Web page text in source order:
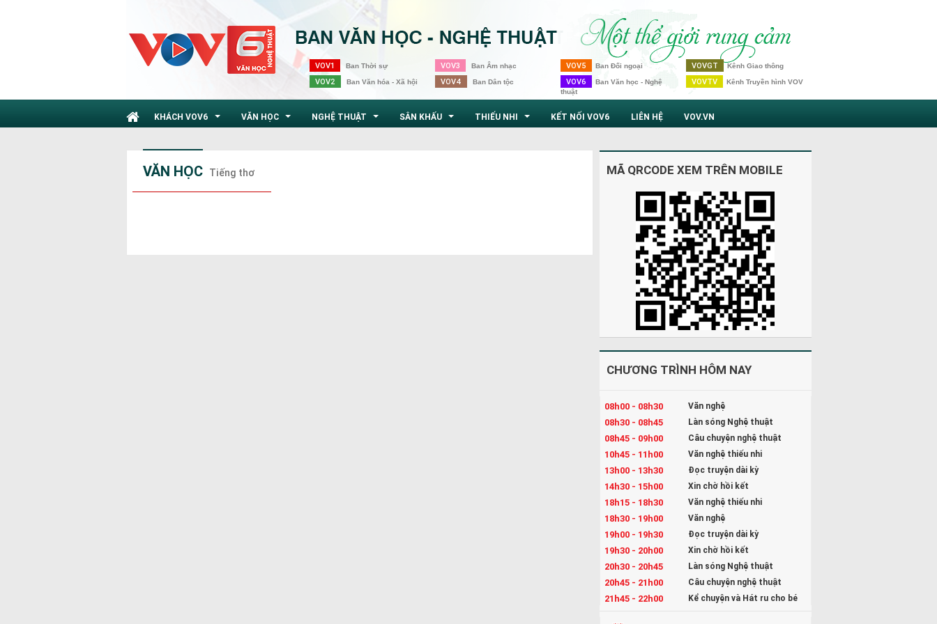
VOV1 Ban Thời sự
VOV2 Ban Văn hóa - Xã hội
VOV3 Ban Âm nhạc
VOV4 Ban Dân tộc
VOV5 Ban Đối ngoại
VOV6 Ban Văn học - Nghệ
thuật
VOVGT Kênh Giao thông
VOVTV Kênh Truyền hình VOV
KHÁCH VOV6 VĂN HỌC NGHỆ THUẬT SÂN KHẤU THIẾU NHI KẾT NỐI VOV6 LIÊN HỆ VOV.VN
VĂN HỌC Tiếng thơ MÃ QRCODE XEM TRÊN MOBILE
CHƯƠNG TRÌNH HÔM NAY
08h00 - 08h30 Văn nghệ
08h30 - 08h45 Làn sóng Nghệ thuật
08h45 - 09h00 Câu chuyện nghệ thuật
10h45 - 11h00 Văn nghệ thiếu nhi
13h00 - 13h30 Đọc truyện dài kỳ
14h30 - 15h00 Xin chờ hồi kết
18h15 - 18h30 Văn nghệ thiếu nhi
18h30 - 19h00 Văn nghệ
19h00 - 19h30 Đọc truyện dài kỳ
19h30 - 20h00 Xin chờ hồi kết
20h30 - 20h45 Làn sóng Nghệ thuật
20h45 - 21h00 Câu chuyện nghệ thuật
21h45 - 22h00 Kể chuyện và Hát ru cho bé